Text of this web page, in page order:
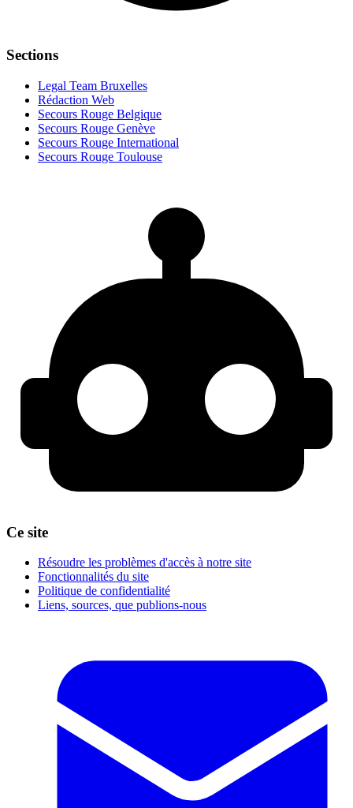
Sections
Legal Team Bruxelles
Rédaction Web
Secours Rouge Belgique
Secours Rouge Genève
Secours Rouge International
Secours Rouge Toulouse
Ce site
Résoudre les problèmes d'accès à notre site
Fonctionnalités du site
Politique de confidentialité
Liens, sources, que publions-nous